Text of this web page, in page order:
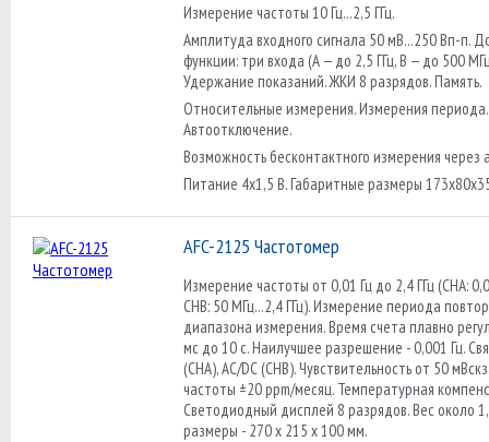
Измерение частоты 10 Гц...2,5 ГГц.
Амплитуда входного сигнала 50 мВ...250 Вп-п.
функции: три входа (А — до 2,5 ГГц, В — до 500
Удержание показаний. ЖКИ 8 разрядов. Память.
Относительные измерения. Измерения периода.
Автоотключение.
Возможность бесконтактного измерения через
Питание 4х1,5 В. Габаритные размеры
AFC-2125 Частотомер
Измерение частоты от 0,01 Гц до 2,4 ГГц (CHA:
CHB: 50 МГц...2,4 ГГц). Измерение периода
диапазона измерения. Время счета плавно
мс до 10 с. Наилучшее разрешение - 0,001 Гц.
(CHA), AC/DC (CHВ). Чувствительность от 50
частоты ±20 ppm/месяц. Температурная
Светодиодный дисплей 8 разрядов. Вес около
размеры - 270 х 215 х 100 мм.